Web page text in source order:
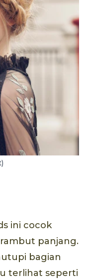
ini cocok
panjang.
bagian
terlihat seperti